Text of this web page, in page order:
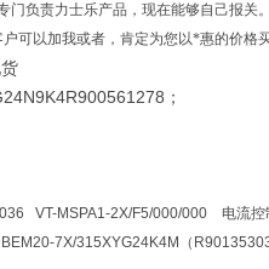
负责力士乐产品，现在能够自己报
可以加我或者，肯定为您以*惠的价格买
；
VT-MSPA1-2X/F5/000/000 电流
7X/315XYG24K4M（